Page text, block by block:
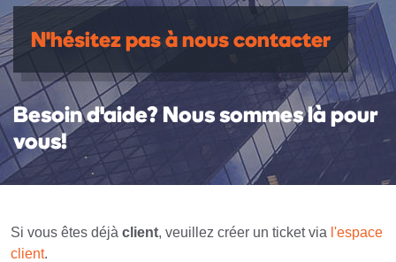
N'hésitez pas à nous contacter
Besoin d'aide? Nous sommes là pour
vous!
Si vous êtes déjà client, veuillez créer un ticket via l'espace
client.